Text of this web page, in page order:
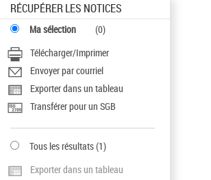
RÉCUPÉRER LES NOTICES
Ma sélection (0)
Télécharger/Imprimer
Envoyer par courriel
Exporter dans un tableau
Transférer pour un SGB
Tous les résultats(1)
Exporter dans un tableau